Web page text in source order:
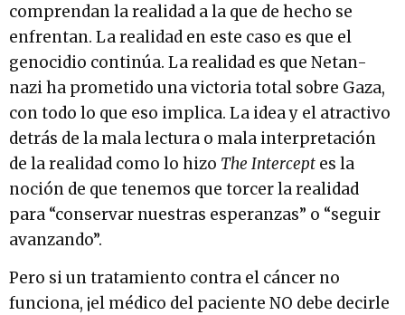
comprendan la realidad a la que de hecho se
enfrentan. La realidad en este caso es que el
genocidio continúa. La realidad es que Netan-
nazi ha prometido una victoria total sobre Gaza,
con todo lo que eso implica. La idea y el atractivo
detrás de la mala lectura o mala interpretación
de la realidad como lo hizo The Intercept es la
noción de que tenemos que torcer la realidad
para “conservar nuestras esperanzas” o “seguir
avanzando”.
Pero si un tratamiento contra el cáncer no
funciona, ¡el médico del paciente NO debe decirle